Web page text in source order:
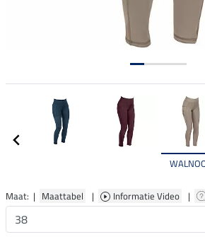
Maat: | Maattabel | Informatie Video |